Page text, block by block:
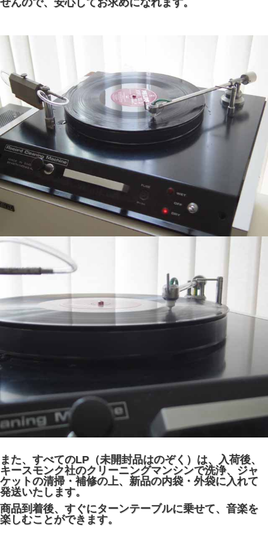
せんので、安心してお求めになれます。
また、すべてのLP（未開封品はのぞく）は、入荷後、
キースモンク社のクリーニングマンシンで洗浄、ジャ
ケットの清掃・補修の上、新品の内袋・外袋に入れて
発送いたします。
商品到着後、すぐにターンテーブルに乗せて、音楽を
楽しむことができます。